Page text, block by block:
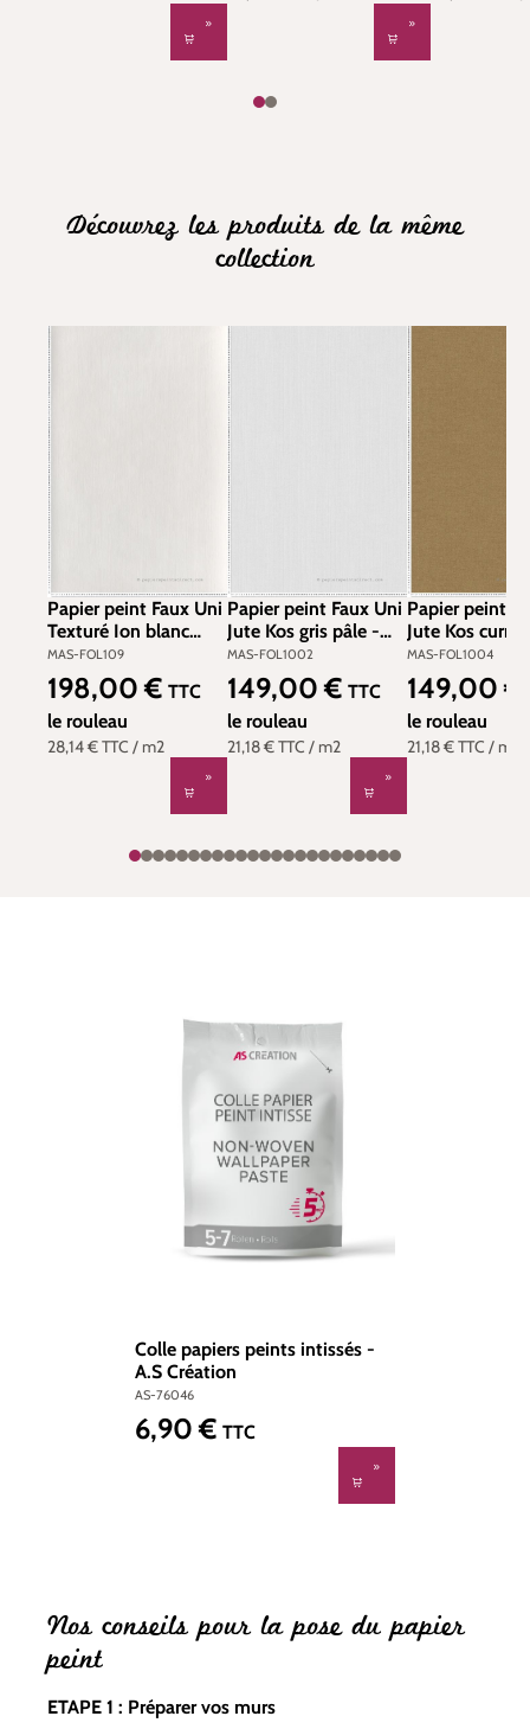
Découvrez les produits de la même
collection
Papier peint Faux Uni
Texturé Ion blanc
cassé - Rock de
Masureel | Réf. MAS-
FOL109
MAS-FOL109
28,14 €TTC / m2
Prix régulier :
198,00 € TTC
le rouleau
Papier peint Faux Uni
Jute Kos gris pâle -
Folies de Masureel |
Réf. MAS-FOL1002
MAS-FOL1002
21,18 €TTC / m2
Prix régulier :
149,00 € TTC
le rouleau
Papier peint
Jute Kos curry
Folies de
Réf. MAS-
MAS-FOL1004
21,18 €TTC / m2
Prix régulier :
149,00 €
le rouleau
Colle papiers peints intissés -
A.S Création
AS-76046
Prix régulier :
6,90 € TTC
Nos conseils pour la pose du papier
peint
ETAPE 1 : Préparer vos murs